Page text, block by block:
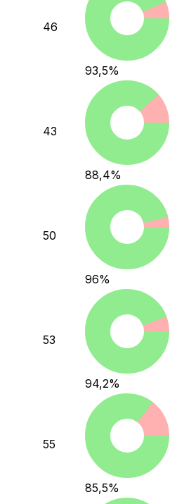
46
93,5%
43
88,4%
50
96%
53
94,2%
55
85,5%